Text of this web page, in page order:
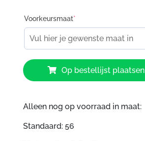
Voorkeursmaat*
Dainese
Delta
Pants
Op bestellijst plaatsen
Alleen nog op voorraad in maat:
Standaard: 56